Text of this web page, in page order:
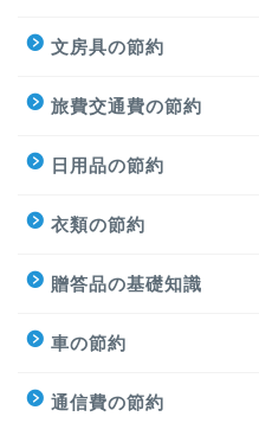
文房具の節約
旅費交通費の節約
日用品の節約
衣類の節約
贈答品の基礎知識
車の節約
通信費の節約